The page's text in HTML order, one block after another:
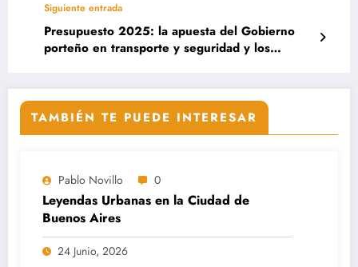
Siguiente entrada
Presupuesto 2025: la apuesta del Gobierno
porteño en transporte y seguridad y los
TAMBIÉN TE PUEDE INTERESAR
Pablo Novillo 0
Leyendas Urbanas en la Ciudad de
Buenos Aires
24 Junio, 2026